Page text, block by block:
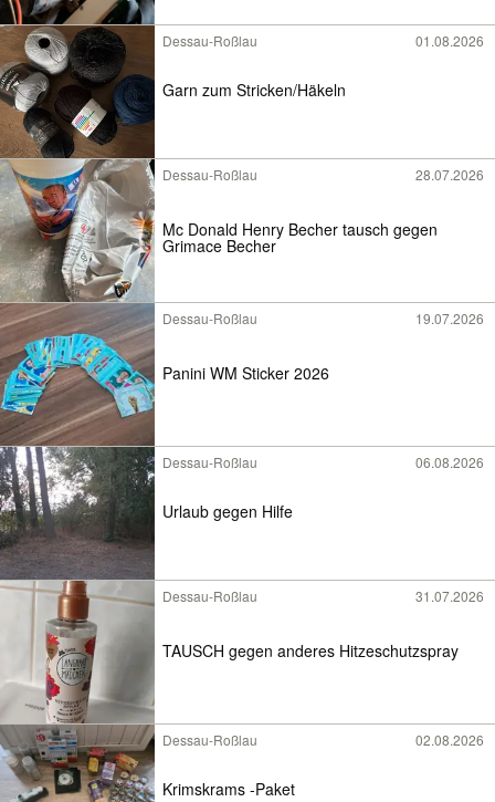
Dessau-Roßlau 01.08.2026
Garn zum Stricken/Häkeln
Dessau-Roßlau 28.07.2026
Mc Donald Henry Becher tausch gegen
Grimace Becher
Dessau-Roßlau 19.07.2026
Panini WM Sticker 2026
Dessau-Roßlau 06.08.2026
Urlaub gegen Hilfe
Dessau-Roßlau 31.07.2026
TAUSCH gegen anderes Hitzeschutzspray
Dessau-Roßlau 02.08.2026
Krimskrams -Paket